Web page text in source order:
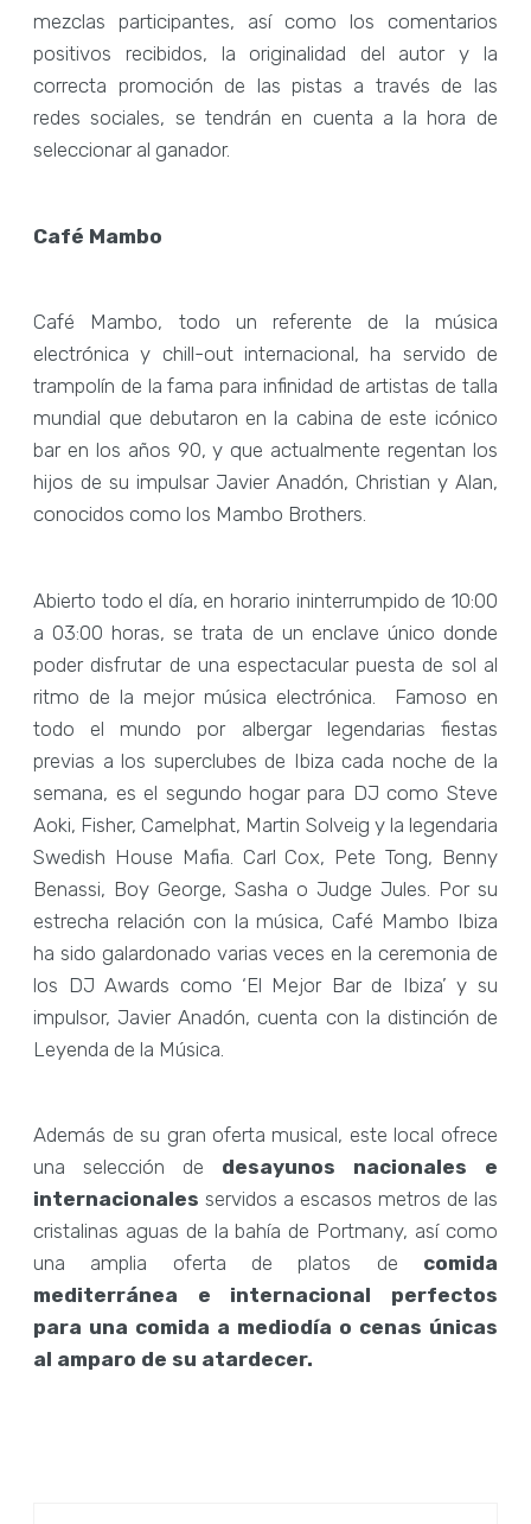
mezclas participantes, así como los comentarios
positivos recibidos, la originalidad del autor y la
correcta promoción de las pistas a través de las
redes sociales, se tendrán en cuenta a la hora de
seleccionar al ganador.
Café Mambo
Café Mambo, todo un referente de la música
electrónica y chill-out internacional, ha servido de
trampolín de la fama para infinidad de artistas de talla
mundial que debutaron en la cabina de este icónico
bar en los años 90, y que actualmente regentan los
hijos de su impulsar Javier Anadón, Christian y Alan,
conocidos como los Mambo Brothers.
Abierto todo el día, en horario ininterrumpido de 10:00
a 03:00 horas, se trata de un enclave único donde
poder disfrutar de una espectacular puesta de sol al
ritmo de la mejor música electrónica. Famoso en
todo el mundo por albergar legendarias fiestas
previas a los superclubes de Ibiza cada noche de la
semana, es el segundo hogar para DJ como Steve
Aoki, Fisher, Camelphat, Martin Solveig y la legendaria
Swedish House Mafia. Carl Cox, Pete Tong, Benny
Benassi, Boy George, Sasha o Judge Jules. Por su
estrecha relación con la música, Café Mambo Ibiza
ha sido galardonado varias veces en la ceremonia de
los DJ Awards como ‘El Mejor Bar de Ibiza’ y su
impulsor, Javier Anadón, cuenta con la distinción de
Leyenda de la Música.
Además de su gran oferta musical, este local ofrece
una selección de desayunos nacionales e
internacionalesservidos a escasos metros de las
cristalinas aguas de la bahía de Portmany, así como
una amplia oferta de platos de comida
mediterránea e internacional perfectos
para una comida a mediodía o cenas únicas
al amparo de su atardecer.